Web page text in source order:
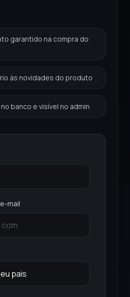
garantido na compra do
às novidades do produto
banco e visível no admin
mail